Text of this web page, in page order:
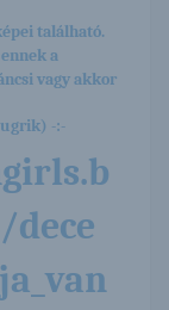
található.
a
vagy akkor
-:-